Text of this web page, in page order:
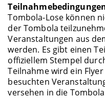
Tombola-Lose können
der Tombola
Veranstaltungen aus
werden. Es gibt einen
offiziellem Stempel
Teilnahme wird ein
besuchten
versehen in die